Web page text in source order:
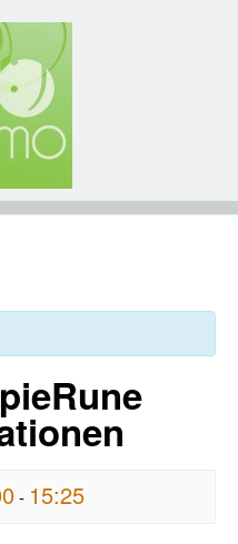
- 15:25